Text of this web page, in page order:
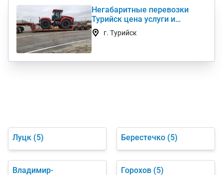
Негабаритные перевозки
Турийск цена услуги и
стоимость 1 км недорого
г. Турийск
Луцк (5) Берестечко (5)
Владимир-
Горохов (5)